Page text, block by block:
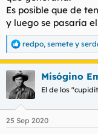
Es posible que de
y luego se pasaría
R
e
a
c
i
e
redpo, semete y
Misógino
El de los
25 Sep 2020